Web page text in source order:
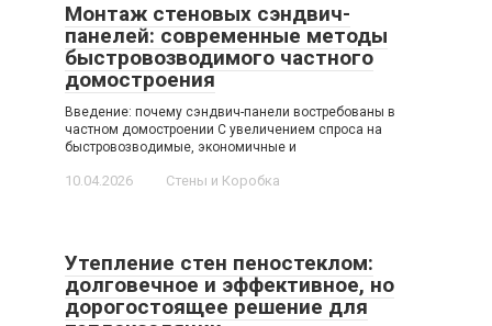
Монтаж стеновых сэндвич-
панелей: современные методы
быстровозводимого частного
домостроения
Введение: почему сэндвич-панели востребованы в
частном домостроении С увеличением спроса на
быстровозводимые, экономичные и
10.04.2026 Стены и Коробка
Утепление стен пеностеклом:
долговечное и эффективное, но
дорогостоящее решение для